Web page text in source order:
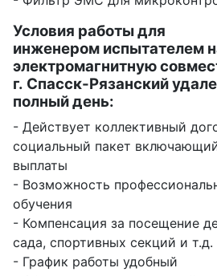
Условия работы для
инженером испытателем
электромагнитную
г. Спасск-Рязанский
полный день:
- Действует коллективный
социальный пакет
выплаты
- Возможность
обучения
- Компенсация за посещение
сада, спортивных секций и т.д.
- График работы удобный